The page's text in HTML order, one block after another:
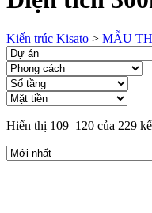
Kiến trúc Kisato > MẪU
Hiển thị 109–120 của 229